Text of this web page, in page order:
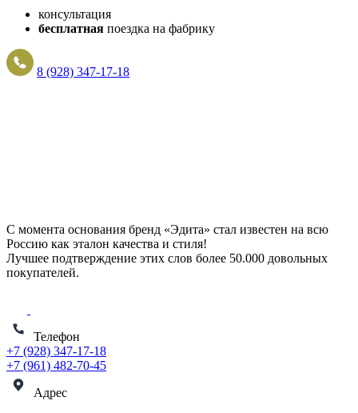
консультация
бесплатная поездка на фабрику
8 (928) 347-17-18
С момента основания бренд «Эдита» стал известен на всю
Россию как эталон качества и стиля!
Лучшее подтверждение этих слов более 50.000 довольных
покупателей.
Телефон
+7 (928) 347-17-18
+7 (961) 482-70-45
Адрес